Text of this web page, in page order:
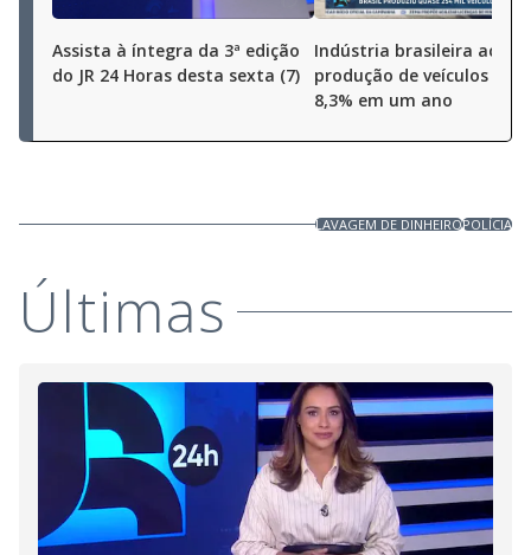
Assista à íntegra da 3ª edição
do JR 24 Horas desta sexta (7)
Indústria brasileira
produção de veículos
8,3% em um ano
LAVAGEM DE DINHEIROPOLÍCIA
Últimas